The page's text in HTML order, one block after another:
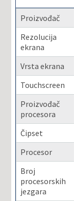
Proizvođač
Rezolucija
ekrana
Vrsta ekrana
Touchscreen
Proizvođač
procesora
Čipset
Procesor
Broj
procesorskih
jezgara